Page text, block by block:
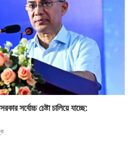
সর্বোচ্চ চেষ্টা চালিয়ে যাচ্ছে: